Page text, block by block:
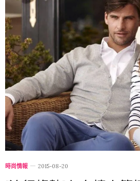
時尚情報 2015-08-20